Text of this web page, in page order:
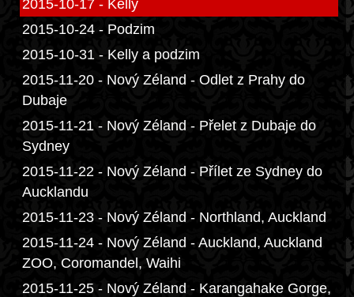
2015-10-17 - Kelly
2015-10-24 - Podzim
2015-10-31 - Kelly a podzim
2015-11-20 - Nový Zéland - Odlet z Prahy do
Dubaje
2015-11-21 - Nový Zéland - Přelet z Dubaje do
Sydney
2015-11-22 - Nový Zéland - Přílet ze Sydney do
Aucklandu
2015-11-23 - Nový Zéland - Northland, Auckland
2015-11-24 - Nový Zéland - Auckland, Auckland
ZOO, Coromandel, Waihi
2015-11-25 - Nový Zéland - Karangahake Gorge,